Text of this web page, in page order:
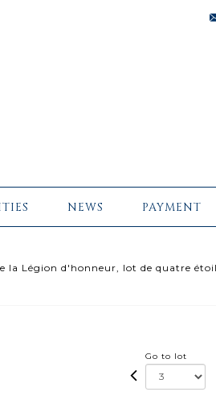
NEWS PAYMENT
la Légion d'honneur, lot de quatre
Go to lot